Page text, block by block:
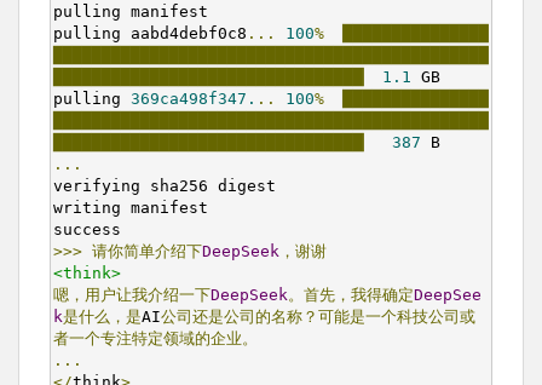
pulling manifest
pulling aabd4debf0c8 ... 100%
1.1 GB
pulling 369ca498f347. .. 100%
387
...
verifying sha256 digest
writing manifest
>>> 请你简单介绍下DeepSeek ，谢谢
<think>
嗯，用户让我介绍一下DeepSeek。首先，我得确定DeepSee
k是什么，是AI公司还是公司的名称？可能是一个科技公司或
者一个专注特定领域的企业。
...